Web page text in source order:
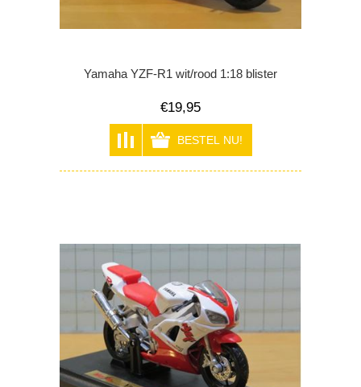
Yamaha YZF-R1 wit/rood 1:18 blister
€19,95